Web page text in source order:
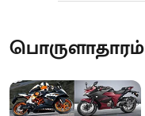
பொருளாதாரம்